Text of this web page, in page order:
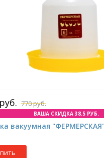
770 руб.
ВАША СКИДКА 38.5 РУБ.
вакуумная